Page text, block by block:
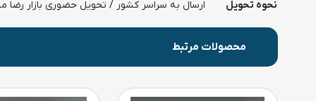
نحوه تحویل
ارسال به سراسر کشور / تحویل حضوری بازار رضا
محصولات مرتبط